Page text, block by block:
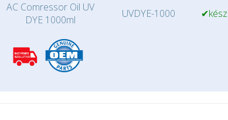
AC Comressor Oil UV
DYE 1000ml
UVDYE-1000